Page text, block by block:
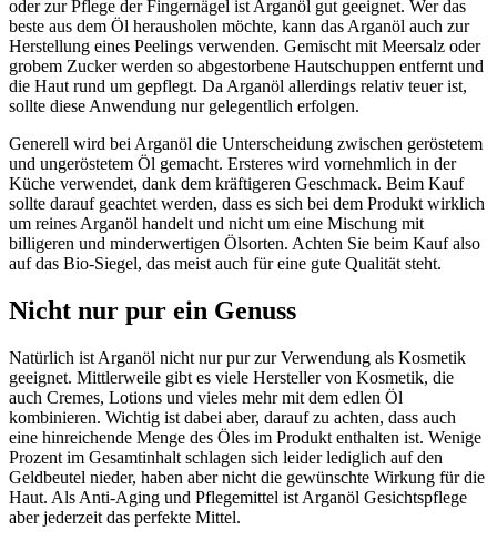
oder zur Pflege der Fingernägel ist Arganöl gut geeignet. Wer das
beste aus dem Öl herausholen möchte, kann das Arganöl auch zur
Herstellung eines Peelings verwenden. Gemischt mit Meersalz oder
grobem Zucker werden so abgestorbene Hautschuppen entfernt und
die Haut rund um gepflegt. Da Arganöl allerdings relativ teuer ist,
sollte diese Anwendung nur gelegentlich erfolgen.
Generell wird bei Arganöl die Unterscheidung zwischen geröstetem
und ungeröstetem Öl gemacht. Ersteres wird vornehmlich in der
Küche verwendet, dank dem kräftigeren Geschmack. Beim Kauf
sollte darauf geachtet werden, dass es sich bei dem Produkt wirklich
um reines Arganöl handelt und nicht um eine Mischung mit
billigeren und minderwertigen Ölsorten. Achten Sie beim Kauf also
auf das Bio-Siegel, das meist auch für eine gute Qualität steht.
Nicht nur pur ein Genuss
Natürlich ist Arganöl nicht nur pur zur Verwendung als Kosmetik
geeignet. Mittlerweile gibt es viele Hersteller von Kosmetik, die
auch Cremes, Lotions und vieles mehr mit dem edlen Öl
kombinieren. Wichtig ist dabei aber, darauf zu achten, dass auch
eine hinreichende Menge des Öles im Produkt enthalten ist. Wenige
Prozent im Gesamtinhalt schlagen sich leider lediglich auf den
Geldbeutel nieder, haben aber nicht die gewünschte Wirkung für die
Haut. Als Anti-Aging und Pflegemittel ist Arganöl Gesichtspflege
aber jederzeit das perfekte Mittel.